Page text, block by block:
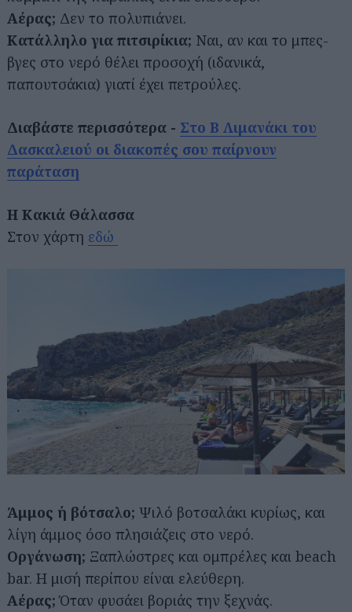
Αέρας; Δεν το πολυπιάνει.
Κατάλληλο για πιτσιρίκια; Ναι, αν και το μπες-
βγες στο νερό θέλει προσοχή (ιδανικά,
παπουτσάκια) γιατί έχει πετρούλες.
Διαβάστε περισσότερα - Στο Β Λιμανάκι του
Δασκαλειού οι διακοπές σου παίρνουν
παράταση
Η Κακιά Θάλασσα
Στον χάρτη εδώ
Άμμος ή βότσαλο; Ψιλό βοτσαλάκι κυρίως, και
λίγη άμμος όσο πλησιάζεις στο νερό.
Οργάνωση; Ξαπλώστρες και ομπρέλες και beach
bar. Η μισή περίπου είναι ελεύθερη.
Αέρας;Όταν φυσάει βοριάς την ξεχνάς.